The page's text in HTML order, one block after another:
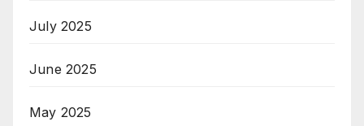
July 2025
June 2025
May 2025